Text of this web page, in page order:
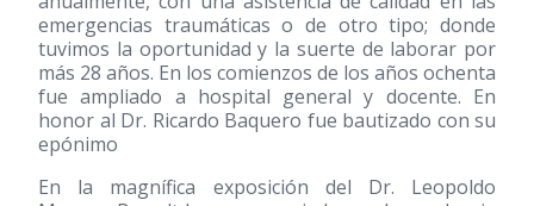
emergencias traumáticas o de otro tipo; donde
tuvimos la oportunidad y la suerte de laborar por
más 28 años. En los comienzos de los años ochenta
fue ampliado a hospital general y docente. En
honor al Dr. Ricardo Baquero fue bautizado con su
epónimo
En la magnífica exposición del Dr. Leopoldo